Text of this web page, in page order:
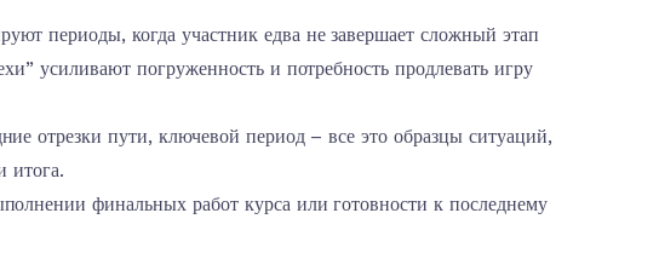
периоды, когда участник едва не завершает сложный этап
усиливают погруженность и потребность продлевать игру
отрезки пути, ключевой период – все это образцы ситуаций,
итога.
финальных работ курса или готовности к последнему